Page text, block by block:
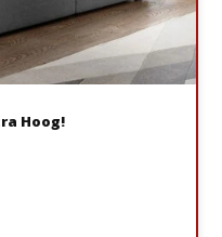
Hoog!